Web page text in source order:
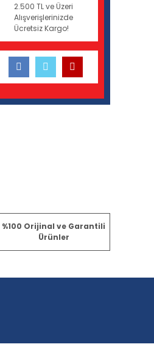
2.500 TL ve Üzeri
Alışverişlerinizde
Ücretsiz Kargo!
%100 Orijinal ve Garantili
Ürünler